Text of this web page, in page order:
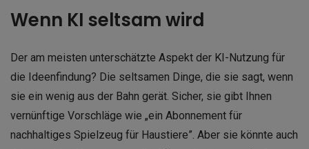
Wenn KI seltsam wird
Der am meisten unterschätzte Aspekt der KI-Nutzung für
die Ideenfindung? Die seltsamen Dinge, die sie sagt, wenn
sie ein wenig aus der Bahn gerät. Sicher, sie gibt Ihnen
vernünftige Vorschläge wie „ein Abonnement für
nachhaltiges Spielzeug für Haustiere”. Aber sie könnte auch